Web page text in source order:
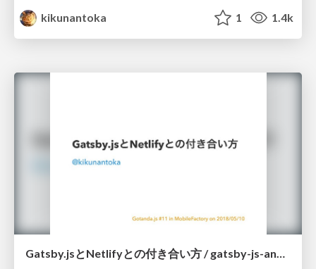
kikunantoka
1 1.4k
Gatsby.jsとNetlifyとの付き合い方 / gatsby-js-and-netlify